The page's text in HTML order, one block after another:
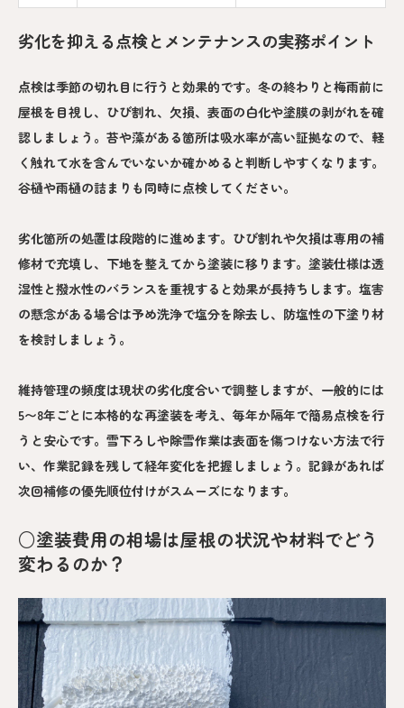
劣化を抑える点検とメンテナンスの実務ポイント
点検は季節の切れ目に行うと効果的です。冬の終わりと梅雨前に
屋根を目視し、ひび割れ、欠損、表面の白化や塗膜の剥がれを確
認しましょう。苔や藻がある箇所は吸水率が高い証拠なので、軽
く触れて水を含んでいないか確かめると判断しやすくなります。
谷樋や雨樋の詰まりも同時に点検してください。
劣化箇所の処置は段階的に進めます。ひび割れや欠損は専用の補
修材で充填し、下地を整えてから塗装に移ります。塗装仕様は透
湿性と撥水性のバランスを重視すると効果が長持ちします。塩害
の懸念がある場合は予め洗浄で塩分を除去し、防塩性の下塗り材
を検討しましょう。
維持管理の頻度は現状の劣化度合いで調整しますが、一般的には
5〜8年ごとに本格的な再塗装を考え、毎年か隔年で簡易点検を行
うと安心です。雪下ろしや除雪作業は表面を傷つけない方法で行
い、作業記録を残して経年変化を把握しましょう。記録があれば
次回補修の優先順位付けがスムーズになります。
○塗装費用の相場は屋根の状況や材料でどう
変わるのか？